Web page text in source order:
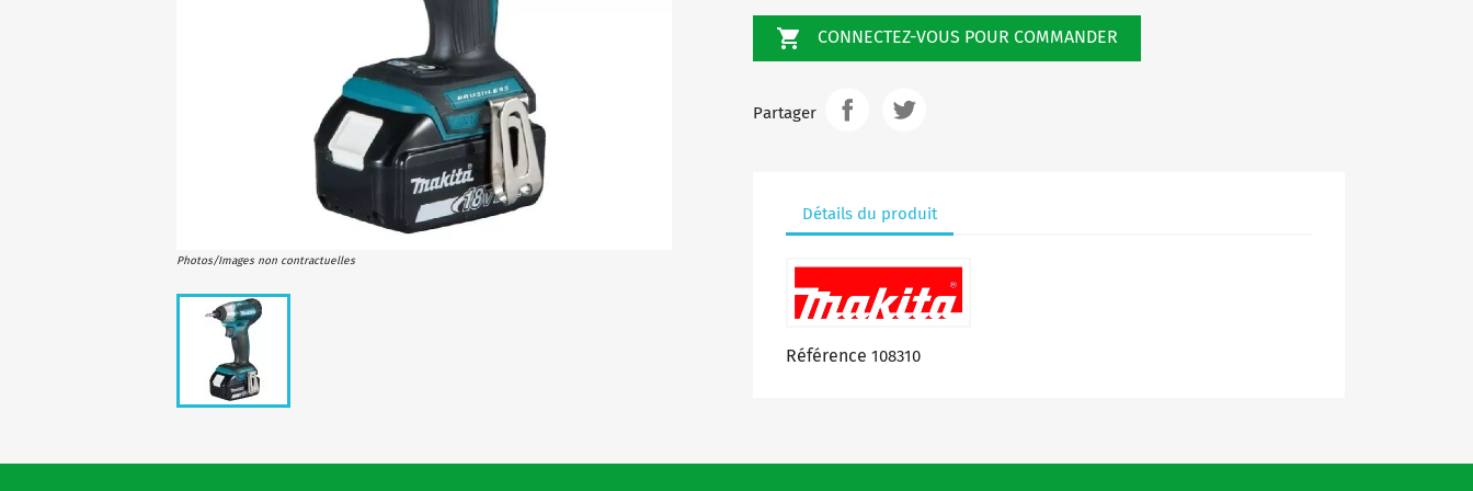
Photos/Images non contractuelles
 CONNECTEZ-VOUS POUR COMMANDER
Partager
Détails du produit
Référence 108310